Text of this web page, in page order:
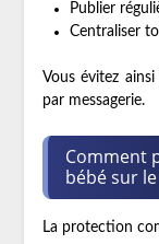
Publier
Centraliser
Vous évitez
par messagerie.
Comment
bébé sur
La protection